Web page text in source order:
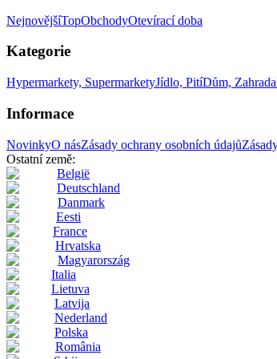
NejnovějšíTopObchodyOtevírací doba
Kategorie
Hypermarkety, SupermarketyJídlo, PitíDům, Zahrada
Informace
NovinkyO násZásady ochrany osobních údajů
Ostatní země:
België
Deutschland
Danmark
Eesti
France
Hrvatska
Magyarország
Italia
Lietuva
Latvija
Nederland
Polska
România